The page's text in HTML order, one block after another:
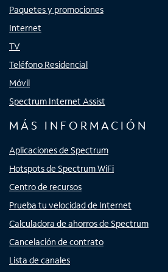
Paquetes y promociones
Internet
TV
Teléfono Residencial
Móvil
Spectrum Internet Assist
MÁS INFORMACIÓN
Aplicaciones de Spectrum
Hotspots de Spectrum WiFi
Centro de recursos
Prueba tu velocidad de Internet
Calculadora de ahorros de Spectrum
Cancelación de contrato
Lista de canales